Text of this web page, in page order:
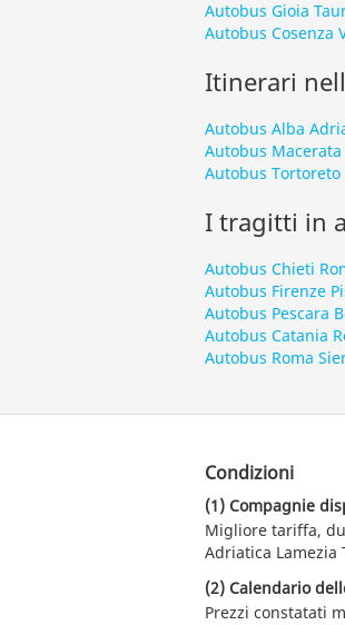
Autobus Gioia
Autobus Cosenza
Itinerari
Autobus Alba
Autobus Macerata
Autobus Tortoreto
I tragitti in
Autobus Chieti
Autobus Firenze
Autobus Pescara
Autobus Catania
Autobus Roma
Condizioni
(1) Compagnie
Migliore tariffa,
Adriatica
(2) Calendario
Prezzi constatati